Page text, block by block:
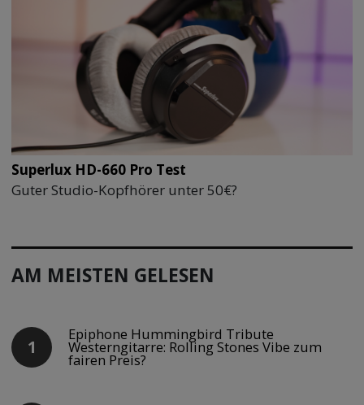
Superlux HD-660 Pro Test
Guter Studio-Kopfhörer unter 50€?
AM MEISTEN GELESEN
Epiphone Hummingbird Tribute
Westerngitarre: Rolling Stones Vibe zum
fairen Preis?